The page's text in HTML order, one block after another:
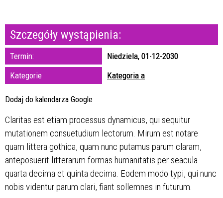
Trwające w
zakresie
Miejsce
Organizator
Szczegóły wystąpienia:
Termin:
Niedziela, 01-12-2030
Kategorie
Kategoria a
Dodaj do kalendarza Google
Claritas est etiam processus dynamicus, qui sequitur
mutationem consuetudium lectorum. Mirum est notare
quam littera gothica, quam nunc putamus parum claram,
anteposuerit litterarum formas humanitatis per seacula
quarta decima et quinta decima. Eodem modo typi, qui nunc
nobis videntur parum clari, fiant sollemnes in futurum.